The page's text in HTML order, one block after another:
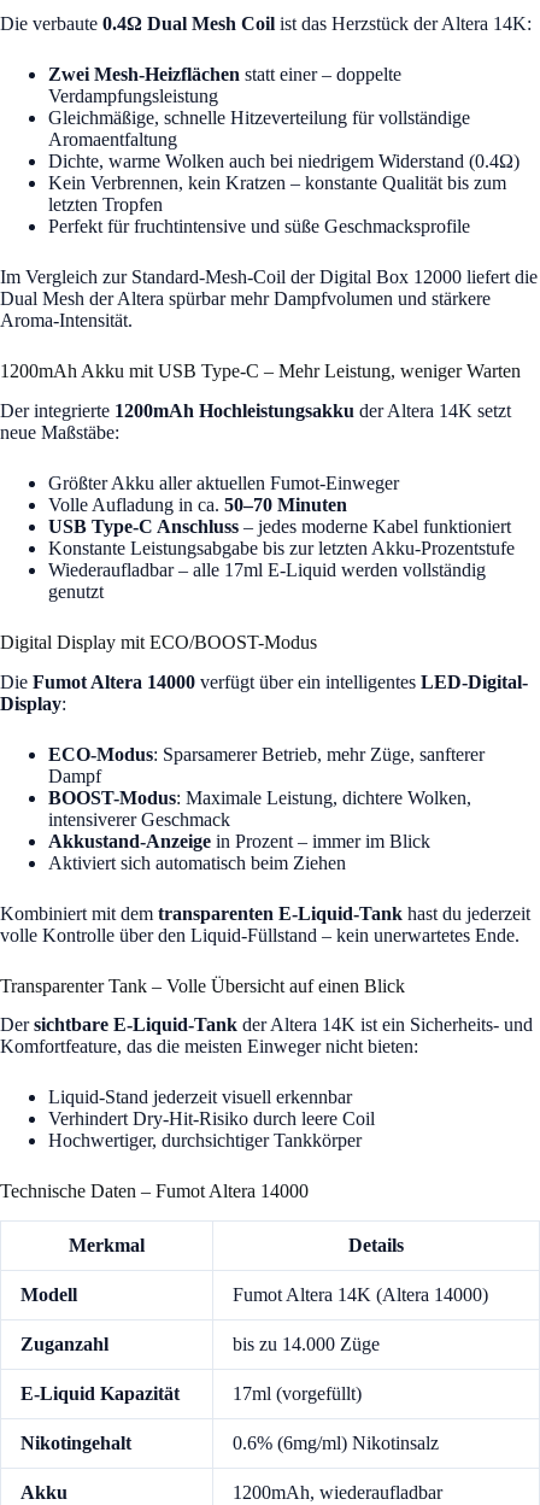
Die verbaute 0.4Ω Dual Mesh Coil ist das Herzstück der Altera 14K:
Zwei Mesh-Heizflächen statt einer – doppelte
Verdampfungsleistung
Gleichmäßige, schnelle Hitzeverteilung für vollständige
Aromaentfaltung
Dichte, warme Wolken auch bei niedrigem Widerstand (0.4Ω)
Kein Verbrennen, kein Kratzen – konstante Qualität bis zum
letzten Tropfen
Perfekt für fruchtintensive und süße Geschmacksprofile
Im Vergleich zur Standard-Mesh-Coil der Digital Box 12000 liefert die
Dual Mesh der Altera spürbar mehr Dampfvolumen und stärkere
Aroma-Intensität.
1200mAh Akku mit USB Type-C – Mehr Leistung, weniger Warten
Der integrierte 1200mAh Hochleistungsakku der Altera 14K setzt
neue Maßstäbe:
Größter Akku aller aktuellen Fumot-Einweger
Volle Aufladung in ca. 50–70 Minuten
USB Type-C Anschluss – jedes moderne Kabel funktioniert
Konstante Leistungsabgabe bis zur letzten Akku-Prozentstufe
Wiederaufladbar – alle 17ml E-Liquid werden vollständig
genutzt
Digital Display mit ECO/BOOST-Modus
Die Fumot Altera 14000 verfügt über ein intelligentes LED-Digital-
Display:
ECO-Modus: Sparsamerer Betrieb, mehr Züge, sanfterer
Dampf
BOOST-Modus: Maximale Leistung, dichtere Wolken,
intensiverer Geschmack
Akkustand-Anzeige in Prozent – immer im Blick
Aktiviert sich automatisch beim Ziehen
Kombiniert mit dem transparenten E-Liquid-Tank hast du jederzeit
volle Kontrolle über den Liquid-Füllstand – kein unerwartetes Ende.
Transparenter Tank – Volle Übersicht auf einen Blick
Dersichtbare E-Liquid-Tank der Altera 14K ist ein Sicherheits- und
Komfortfeature, das die meisten Einweger nicht bieten:
Liquid-Stand jederzeit visuell erkennbar
Verhindert Dry-Hit-Risiko durch leere Coil
Hochwertiger, durchsichtiger Tankkörper
Technische Daten – Fumot Altera 14000
Merkmal Details
Modell Fumot Altera 14K (Altera 14000)
Zuganzahl bis zu 14.000 Züge
E-Liquid Kapazität 17ml (vorgefüllt)
Nikotingehalt 0.6% (6mg/ml) Nikotinsalz
Akku 1200mAh, wiederaufladbar